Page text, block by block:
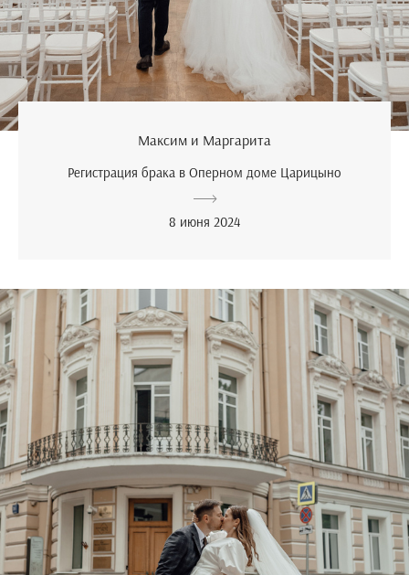
Максим и Маргарита
Регистрация брака в Оперном доме Царицыно
8 июня 2024